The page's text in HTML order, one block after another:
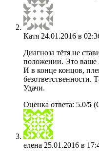
Катя 24.01.2016 в
Диагноза тётя не
положении. Это ваше
И в конце концов,
безответственности.
Удачи.
Оценка ответа: 5.0/5
елена 25.01.2016 в